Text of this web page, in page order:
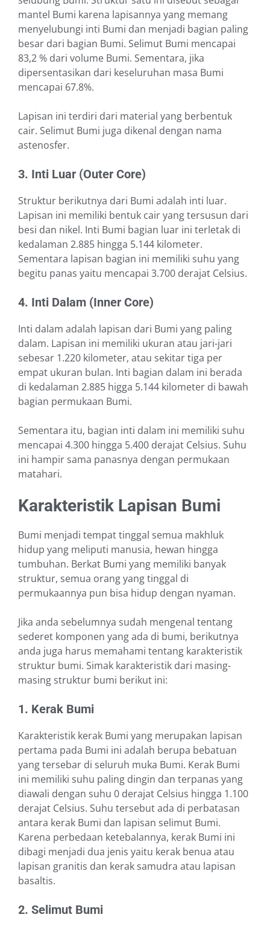
mantel Bumi karena lapisannya yang memang
menyelubungi inti Bumi dan menjadi bagian paling
besar dari bagian Bumi. Selimut Bumi mencapai
83,2 % dari volume Bumi. Sementara, jika
dipersentasikan dari keseluruhan masa Bumi
mencapai 67.8%.
Lapisan ini terdiri dari material yang berbentuk
cair. Selimut Bumi juga dikenal dengan nama
astenosfer.
3. Inti Luar (Outer Core)
Struktur berikutnya dari Bumi adalah inti luar.
Lapisan ini memiliki bentuk cair yang tersusun dari
besi dan nikel. Inti Bumi bagian luar ini terletak di
kedalaman 2.885 hingga 5.144 kilometer.
Sementara lapisan bagian ini memiliki suhu yang
begitu panas yaitu mencapai 3.700 derajat Celsius.
4. Inti Dalam (Inner Core)
Inti dalam adalah lapisan dari Bumi yang paling
dalam. Lapisan ini memiliki ukuran atau jari-jari
sebesar 1.220 kilometer, atau sekitar tiga per
empat ukuran bulan. Inti bagian dalam ini berada
di kedalaman 2.885 higga 5.144 kilometer di bawah
bagian permukaan Bumi.
Sementara itu, bagian inti dalam ini memiliki suhu
mencapai 4.300 hingga 5.400 derajat Celsius. Suhu
ini hampir sama panasnya dengan permukaan
matahari.
Karakteristik Lapisan Bumi
Bumi menjadi tempat tinggal semua makhluk
hidup yang meliputi manusia, hewan hingga
tumbuhan. Berkat Bumi yang memiliki banyak
struktur, semua orang yang tinggal di
permukaannya pun bisa hidup dengan nyaman.
Jika anda sebelumnya sudah mengenal tentang
sederet komponen yang ada di bumi, berikutnya
anda juga harus memahami tentang karakteristik
struktur bumi. Simak karakteristik dari masing-
masing struktur bumi berikut ini:
1. Kerak Bumi
Karakteristik kerak Bumi yang merupakan lapisan
pertama pada Bumi ini adalah berupa bebatuan
yang tersebar di seluruh muka Bumi. Kerak Bumi
ini memiliki suhu paling dingin dan terpanas yang
diawali dengan suhu 0 derajat Celsius hingga 1.100
derajat Celsius. Suhu tersebut ada di perbatasan
antara kerak Bumi dan lapisan selimut Bumi.
Karena perbedaan ketebalannya, kerak Bumi ini
dibagi menjadi dua jenis yaitu kerak benua atau
lapisan granitis dan kerak samudra atau lapisan
basaltis.
2. Selimut Bumi